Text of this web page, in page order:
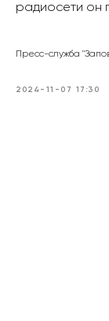
радиосети он
Пресс-служба
2024-11-07 17:30